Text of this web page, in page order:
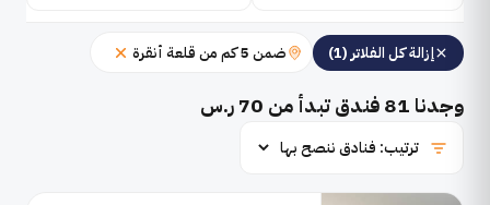
إزالة كل الفلاتر (1) ضمن 5 كم من قلعة أنقرة
وجدنا 81فندق تبدأ من 70 ر.س